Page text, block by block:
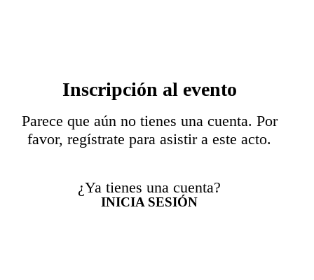
Inscripción al evento
Parece que aún no tienes una cuenta. Por
favor, regístrate para asistir a este acto.
¿Ya tienes una cuenta?
INICIA SESIÓN